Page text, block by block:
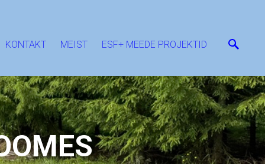
KONTAKT MEIST ESF+ MEEDE PROJEKTID